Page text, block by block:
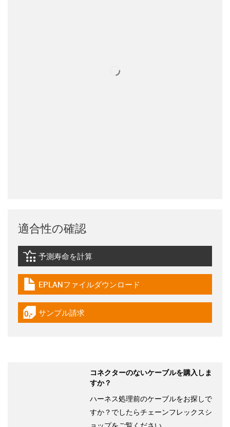
適合性の確認
igus-icon-lebensdauerrechner
予測寿命を計算
igus-icon-download-plan
EPLANファイルダウンロード
igus-icon-gratismuster
サンプル請求
コネクターのないケーブルを購入しま
すか？
ハーネス処理前のケーブルをお探しで
すか？でしたらチェーンフレックスシ
ョップをご覧ください。